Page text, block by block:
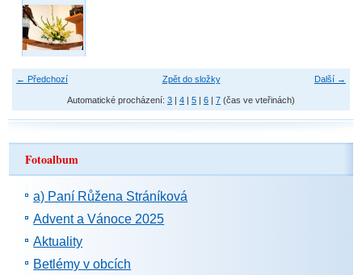
← Předchozí Další →
Zpět do složky
Automatické procházení: 3 | 4 | 5 | 6 | 7 (čas ve vteřinách)
Fotoalbum
a) Paní Růžena Stráníková
Advent a Vánoce 2025
Aktuality
Betlémy v obcích